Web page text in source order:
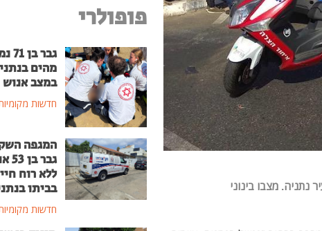
פופולרי
גבר
מהים
במצב אנוש
חדשות
המגפה
גבר
ללא רוח
בביתו
חדשות